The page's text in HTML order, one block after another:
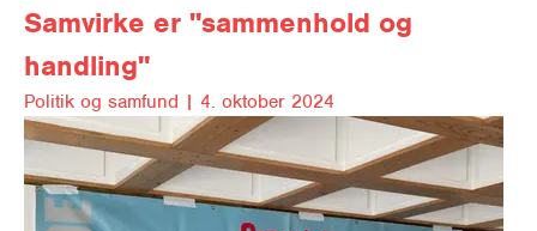
Samvirke er "sammenhold og
handling"
Politik og samfund | 4. oktober 2024